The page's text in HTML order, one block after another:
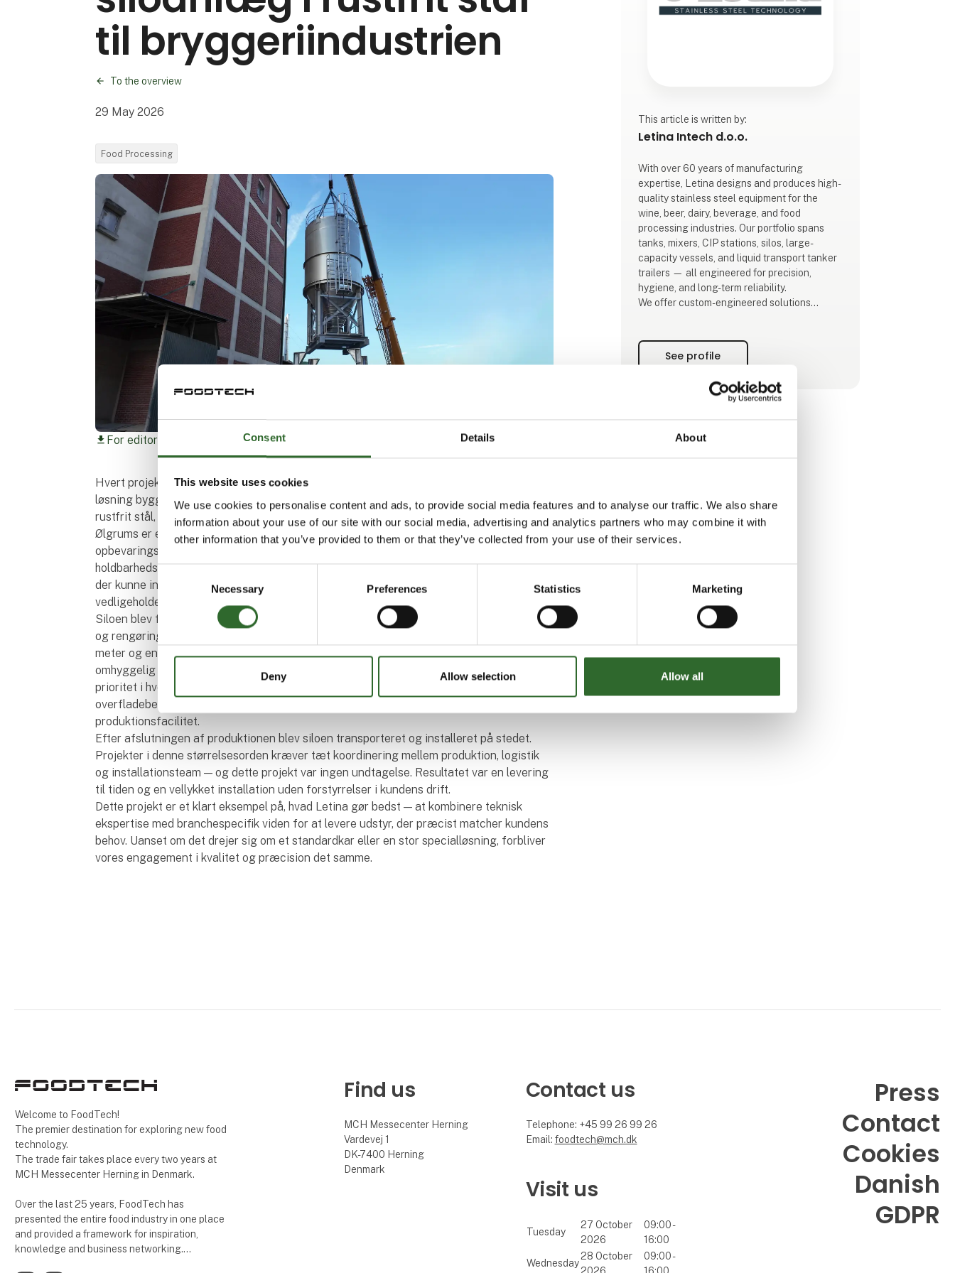
Consent Details About
This website uses cookies
We use cookies to personalise content and ads, to provide social media features and to analyse our traffic. We also share
information about your use of our site with our social media, advertising and analytics partners who may combine it with
other information that you’ve provided to them or that they’ve collected from your use of their services.
Selection
Necessary Preferences Statistics Marketing
Deny Allow selection Allow all
til bryggeriindustrien
To the overview
29 May 2026
Food Processing
download For editorial use only
Hvert projekt hos Letina begynder med en konkret udfordring og afsluttes med en
løsning bygget til at holde. Dette er historien om en specialkonstrueret 73 m³ silo i
rustfrit stål, udviklet og fremstillet til opbevaring af ølgrums i et aktivt bryggeri.
Ølgrums er et af de største biprodukter i bryggeriprocessen. Effektiv håndtering kræver
opbevaringsløsninger, der ikke blot har stor kapacitet, men også opfylder de hygiejne- og
holdbarhedskrav, der stilles i fødevaregodkendte miljøer. Kunden havde brug for en silo,
der kunne integreres problemfrit i et eksisterende bryggerilayout — driftsikker, nem at
vedligeholde og bygget til mange års brug.
Siloen blev fremstillet i højkvalitets rustfrit stål, der sikrer den korrosionsbestandighed
og rengøringsvenlighed, som er afgørende i bryggeriapplikationer. Med en diameter på 4
meter og en samlet højde på over 14 meter inklusiv stativ krævede konstruktionen
omhyggelig planlægning på tværs af både produktion og logistik. Præcision var en
prioritet i hvert eneste trin — fra strukturelle beregninger og svejsning til
overfladebehandling og afsluttende kvalitetskontrol, inden anlægget forlod vores
produktionsfacilitet.
Efter afslutningen af produktionen blev siloen transporteret og installeret på stedet.
Projekter i denne størrelsesorden kræver tæt koordinering mellem produktion, logistik
og installationsteam — og dette projekt var ingen undtagelse. Resultatet var en levering
til tiden og en vellykket installation uden forstyrrelser i kundens drift.
Dette projekt er et klart eksempel på, hvad Letina gør bedst — at kombinere teknisk
ekspertise med branchespecifik viden for at levere udstyr, der præcist matcher kundens
behov. Uanset om det drejer sig om et standardkar eller en stor specialløsning, forbliver
vores engagement i kvalitet og præcision det samme.
This article is written by:
Letina Intech d.o.o.
With over 60 years of manufacturing
expertise, Letina designs and produces high-
quality stainless steel equipment for the
wine, beer, dairy, beverage, and food
processing industries. Our portfolio spans
tanks, mixers, CIP stations, silos, large-
capacity vessels, and liquid transport tanker
trailers — all engineered for precision,
hygiene, and long-term reliability.
We offer custom-engineered solutions
PED 2014/68/EU, and ASME U — ensuring
the highest standards of quality and safety
See profile
Welcome to FoodTech!
The premier destination for exploring new food
technology.
The trade fair takes place every two years at
MCH Messecenter Herning in Denmark.
Over the last 25 years, FoodTech has
presented the entire food industry in one place
and provided a framework for inspiration,
knowledge and business networking.
Find us
MCH Messecenter Herning
Vardevej 1
DK-7400 Herning
Denmark
Contact us
Telephone: +45 99 26 99 26
Email: foodtech@mch.dk
Visit us
Tuesday
27 October
2026
09:00 -
16:00
Wednesday
28 October
2026
09:00 -
16:00
Press
Contact
Cookies
Danish
GDPR